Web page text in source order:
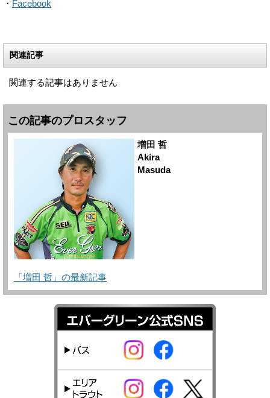
・ Facebook
関連記事
関連する記事はありません
この記事のプロスタッフ
増田 哲
Akira
Masuda
「増田 哲」の最新記事